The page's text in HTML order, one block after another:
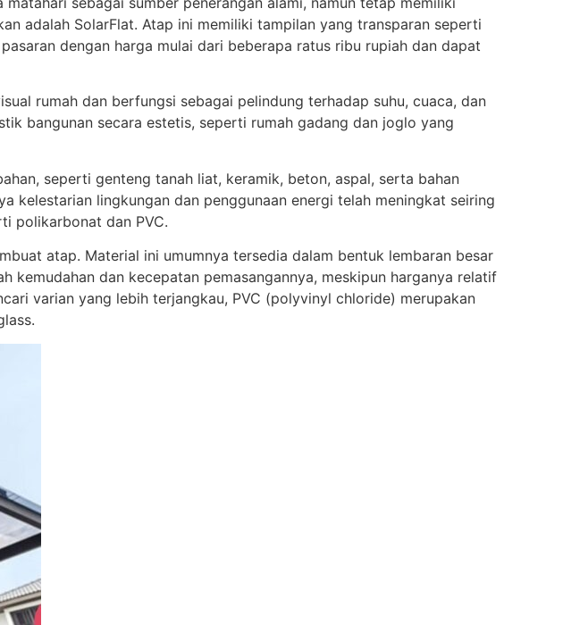
adalah SolarFlat. Atap ini memiliki tampilan yang transparan seperti
dengan harga mulai dari beberapa ratus ribu rupiah dan dapat
rumah dan berfungsi sebagai pelindung terhadap suhu, cuaca, dan
bangunan secara estetis, seperti rumah gadang dan joglo yang
seperti genteng tanah liat, keramik, beton, aspal, serta bahan
kelestarian lingkungan dan penggunaan energi telah meningkat seiring
polikarbonat dan PVC.
atap. Material ini umumnya tersedia dalam bentuk lembaran besar
dan kecepatan pemasangannya, meskipun harganya relatif
varian yang lebih terjangkau, PVC (polyvinyl chloride) merupakan